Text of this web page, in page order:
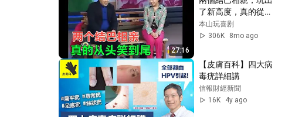
39
AQ溫和不傷手
AQ Bio Technology Group Limited
40
失聲苦尋無良方 一噴AQ喉嚨
妥
AQ Bio Technology Group Limited
41
餐具殘留細菌多！病從口入
莫輕忽
AQ Bio Technology Group Limited
27:16
了新高度，真的從頭
笑到尾
本山玩喜剧
306K
8mo ago
【皮膚百科】四大病
毒疣詳細講
信報財經新聞
16K
4y ago